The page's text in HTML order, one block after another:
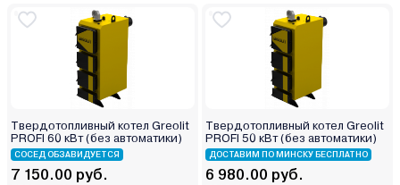
Твердотопливный котел Greolit
PROFI 60 кВт (без автоматики)
СОСЕД ОБЗАВИДУЕТСЯ
7 150.00 руб.
Твердотопливный котел Greolit
PROFI 50 кВт (без автоматики)
ДОСТАВИМ ПО МИНСКУ БЕСПЛАТНО
6 980.00 руб.